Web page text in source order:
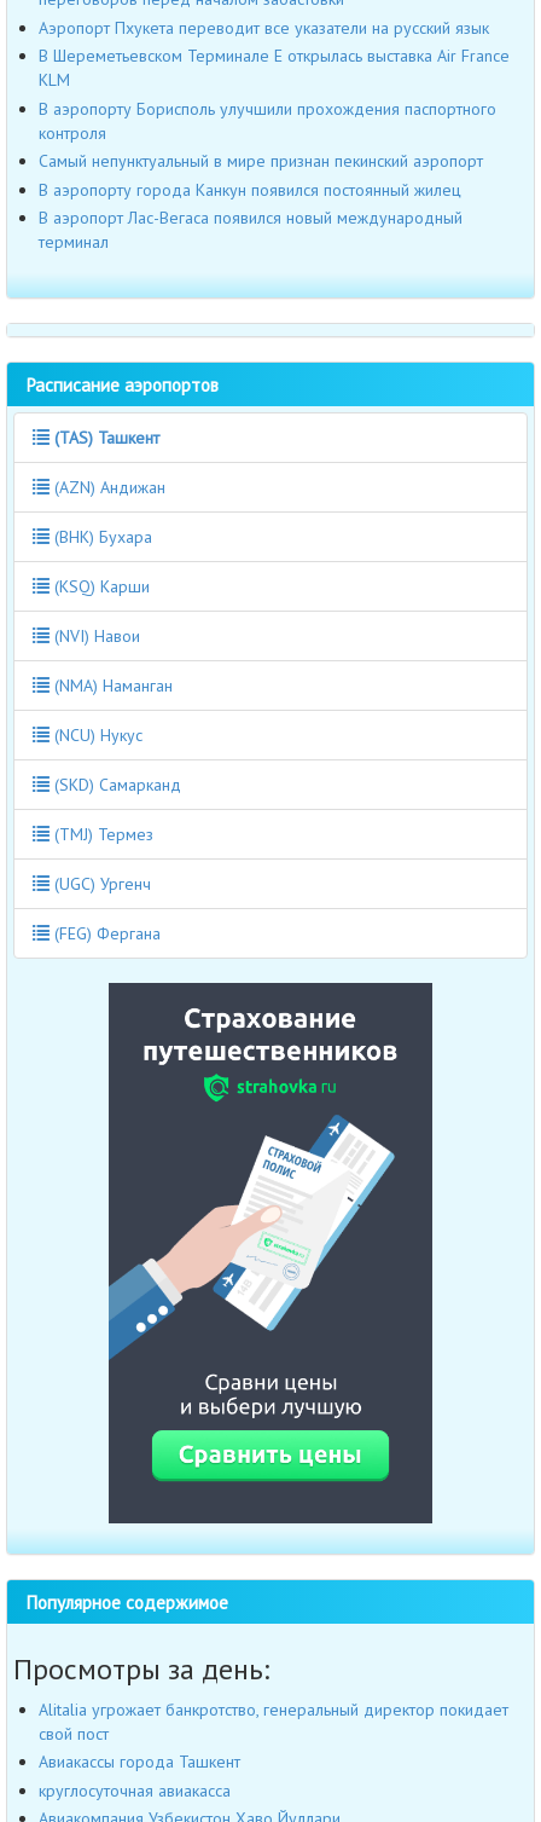
Аэропорт Пхукета переводит все указатели на русский язык
В Шереметьевском Терминале Е открылась выставка Air France
KLM
В аэропорту Борисполь улучшили прохождения паспортного
контроля
Cамый непунктуальный в мире признан пекинский аэропорт
В аэропорту города Канкун появился постоянный жилец
В аэропорт Лас-Вегаса появился новый международный
терминал
Расписание аэропортов
(TAS) Ташкент
(AZN) Андижан
(BHK) Бухара
(KSQ) Карши
(NVI) Навои
(NMA) Наманган
(NCU) Нукус
(SKD) Самарканд
(TMJ) Термез
(UGC) Ургенч
(FEG) Фергана
Популярное содержимое
Просмотры за день:
Alitalia угрожает банкротство, генеральный директор покидает
свой пост
Авиакассы города Ташкент
круглосуточная авиакасса